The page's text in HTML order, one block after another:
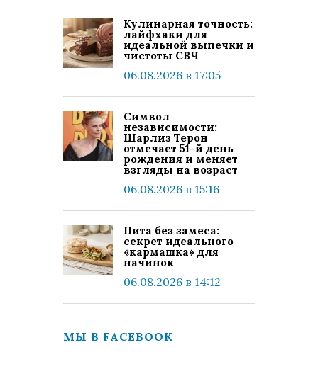
Кулинарная точность:
лайфхаки для
идеальной выпечки и
чистоты СВЧ
06.08.2026 в 17:05
Символ
независимости:
Шарлиз Терон
отмечает 51-й день
рождения и меняет
взгляды на возраст
06.08.2026 в 15:16
Пита без замеса:
секрет идеального
«кармашка» для
начинок
06.08.2026 в 14:12
МЫ В FACEBOOK